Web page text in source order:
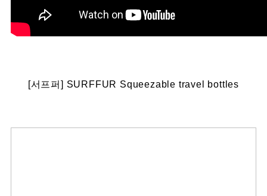
[서프퍼] SURFFUR Squeezable travel bottles